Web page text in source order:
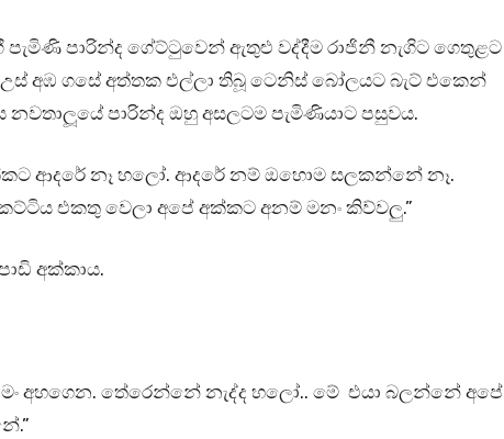
පැමිණි පාරින්ද ගේට්ටුවෙන් ඇතුළු වද්දීම රාජිනී නැගිට ගෙතුළට
අඹ ගසේ අත්තක එල්ලා තිබූ ටෙනිස් බෝලයට බැට් එකෙන්
පාරින්ද ඔහු අසලටම පැමිණියාට පසුවය.
ආදරේ නෑ හලෝ. ආදරේ නම් ඔහොම සලකන්නේ නෑ.
එකතු වෙලා අපේ අක්කට අනම් මනං කිව්වලු.”
අක්කාය.
අහගෙන. තේරෙන්නේ නැද්ද හලෝ.. මේ එයා බලන්නේ අපේ